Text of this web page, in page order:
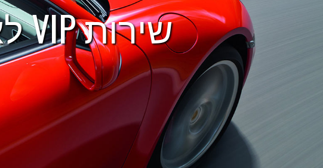
שירות VIP לאוליגרכים באזור השרון